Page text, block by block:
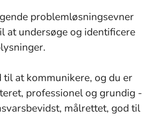
problemløsningsevner
at undersøge og identificere
til at kommunikere, og du er
professionel og grundig -
målrettet, god til